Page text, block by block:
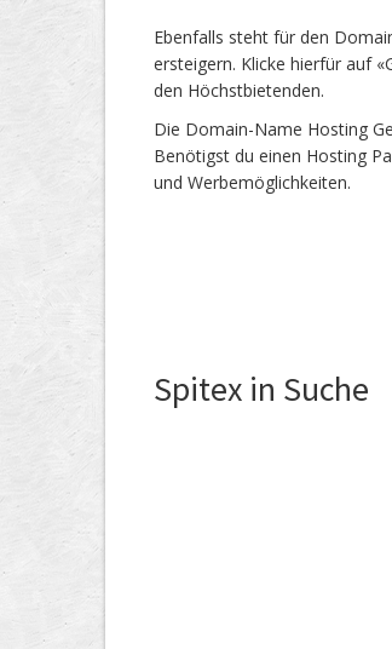
Ebenfalls steht für den
ersteigern. Klicke hierfür auf
den Höchstbietenden.
Die Domain-Name Hosting
Benötigst du einen Hosting
und Werbemöglichkeiten.
Spitex in Suche